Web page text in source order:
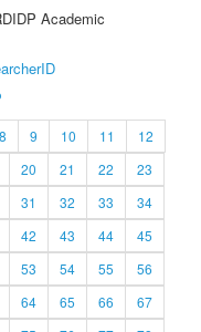
Academic
8 9 10 11
12
20 21 22
23
31 32 33
34
42 43 44
45
53 54 55
56
64 65 66
67